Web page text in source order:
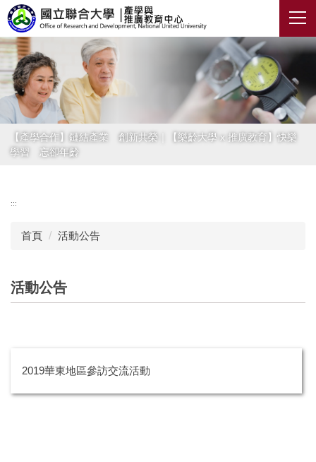
跳
到
主
要
內
容
區
【產學合作】鏈結產業 創新共榮｜【樂齡大學 x 推廣教育】快樂
學習 忘卻年齡
:::
首頁 活動公告
活動公告
2019華東地區參訪交流活動